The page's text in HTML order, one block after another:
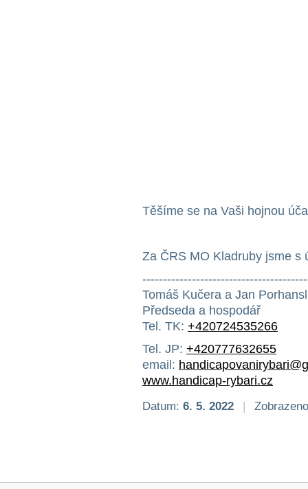
Těšíme se na Vaši hojnou
Za ČRS MO Kladruby jsme s
Tomáš Kučera a Jan
Předseda a hospodář
Tel. TK: +420724535266
Tel. JP: +420777632655
email:
www.handicap-rybari.cz
Datum: 6. 5. 2022 |